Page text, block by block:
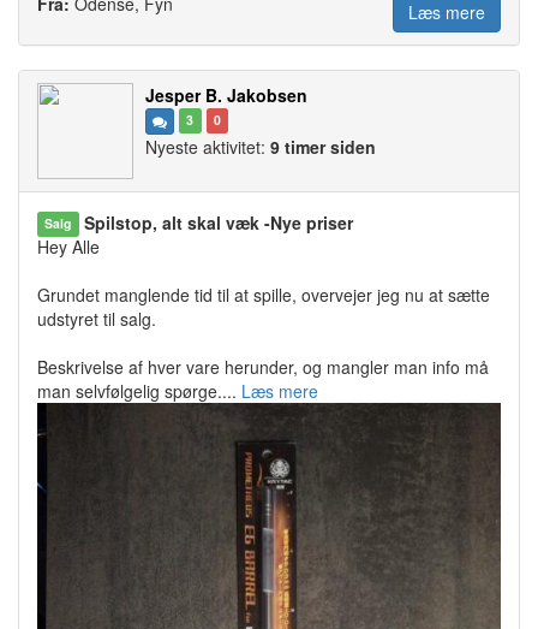
Læs mere
Jesper B. Jakobsen
3 0
Nyeste aktivitet: 9 timer siden
Salg
Spilstop, alt skal væk -Nye priser
Hey Alle
Grundet manglende tid til at spille, overvejer jeg nu at sætte
udstyret til salg.
Beskrivelse af hver vare herunder, og mangler man info må
man selvfølgelig spørge.... Læs mere